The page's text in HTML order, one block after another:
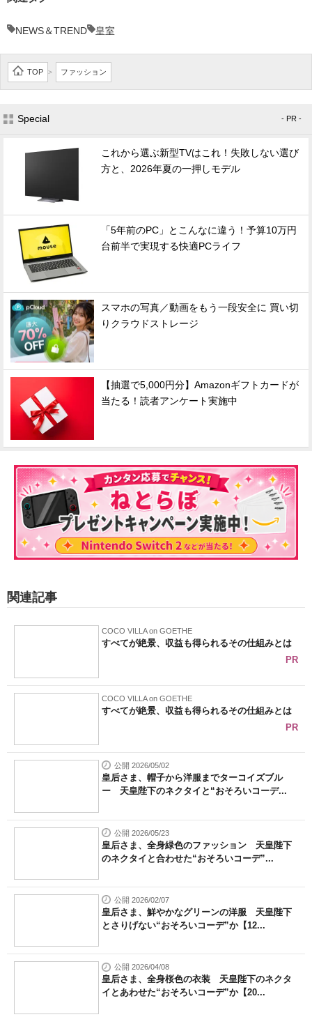
NEWS＆TREND 皇室
TOP > ファッション
Special - PR -
これから選ぶ新型TVはこれ！失敗しない選び
方と、2026年夏の一押しモデル
「5年前のPC」とこんなに違う！予算10万円
台前半で実現する快適PCライフ
スマホの写真／動画をもう一段安全に 買い切
りクラウドストレージ
【抽選で5,000円分】Amazonギフトカードが
当たる！読者アンケート実施中
関連記事
COCO VILLA on GOETHE
すべてが絶景、収益も得られるその仕組みとは
PR
COCO VILLA on GOETHE
すべてが絶景、収益も得られるその仕組みとは
PR
公開 2026/05/02
皇后さま、帽子から洋服までターコイズブル
ー 天皇陛下のネクタイと“おそろいコーデ...
公開 2026/05/23
皇后さま、全身緑色のファッション 天皇陛下
のネクタイと合わせた“おそろいコーデ”...
公開 2026/02/07
皇后さま、鮮やかなグリーンの洋服 天皇陛下
とさりげない“おそろいコーデ”か【12...
公開 2026/04/08
皇后さま、全身桜色の衣装 天皇陛下のネクタ
イとあわせた“おそろいコーデ”か【20...